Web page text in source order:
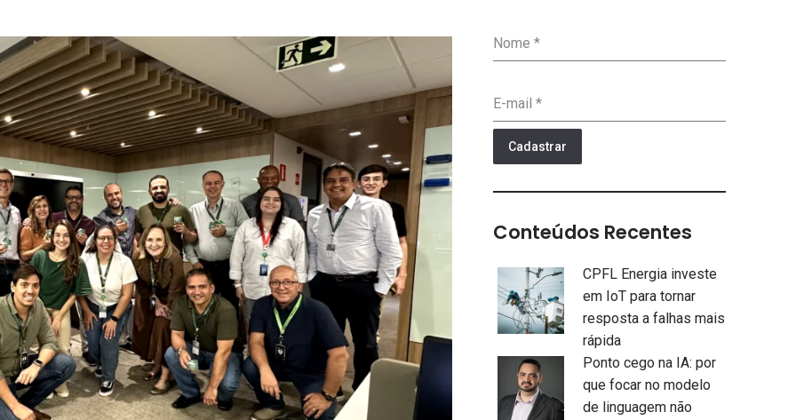
Nome *
E-mail *
Cadastrar
Conteúdos Recentes
CPFL Energia investe
em IoT para tornar
resposta a falhas mais
rápida
Ponto cego na IA: por
que focar no modelo
de linguagem não